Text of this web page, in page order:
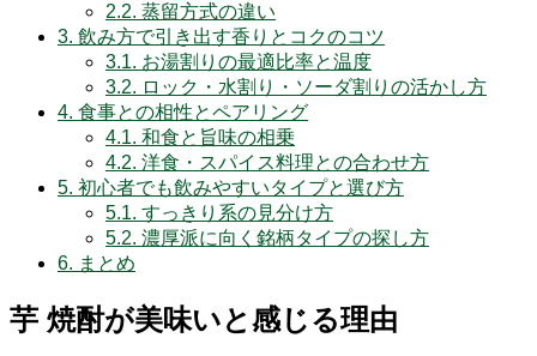
2.2. 蒸留方式の違い
3. 飲み方で引き出す香りとコクのコツ
3.1. お湯割りの最適比率と温度
3.2. ロック・水割り・ソーダ割りの活かし方
4. 食事との相性とペアリング
4.1. 和食と旨味の相乗
4.2. 洋食・スパイス料理との合わせ方
5. 初心者でも飲みやすいタイプと選び方
5.1. すっきり系の見分け方
5.2. 濃厚派に向く銘柄タイプの探し方
6. まとめ
芋 焼酎が美味いと感じる理由